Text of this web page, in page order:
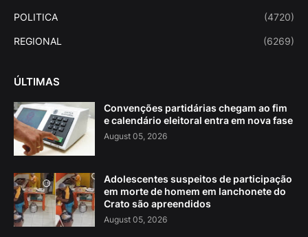
POLITICA (4720)
REGIONAL (6269)
ÚLTIMAS
Convenções partidárias chegam ao fim
e calendário eleitoral entra em nova fase
August 05, 2026
Adolescentes suspeitos de participação
em morte de homem em lanchonete do
Crato são apreendidos
August 05, 2026